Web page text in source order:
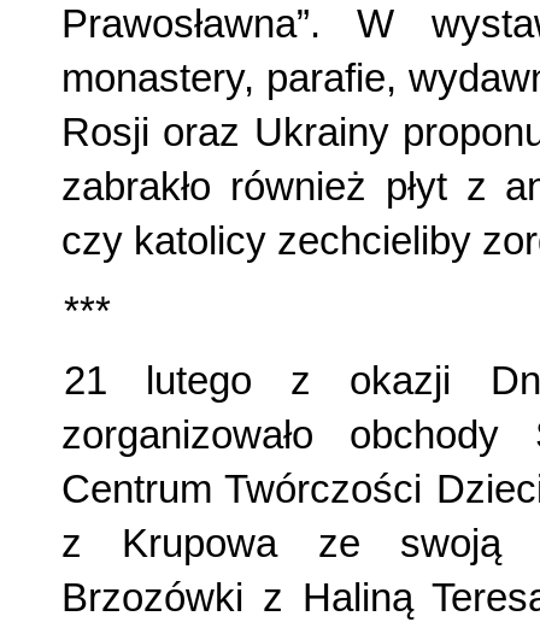
Prawosławna”. W
monastery, parafie,
Rosji oraz Ukrainy
zabrakło również płyt z
czy katolicy zechcieliby
***
21 lutego z okazji
zorganizowało
Centrum Twórczości
z Krupowa ze swoją
Brzozówki z Haliną